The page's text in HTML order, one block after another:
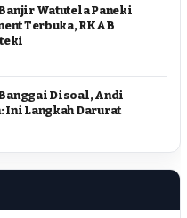
Watutela Paneki
Terbuka, RKAB
Disoal, Andi
Ini Langkah Darurat